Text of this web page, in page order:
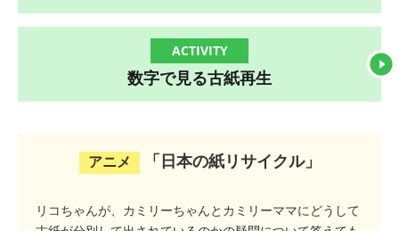
ACTIVITY
数字で見る古紙再生
アニメ 「日本の紙リサイクル」
リコちゃんが、カミリーちゃんとカミリーママに どうして